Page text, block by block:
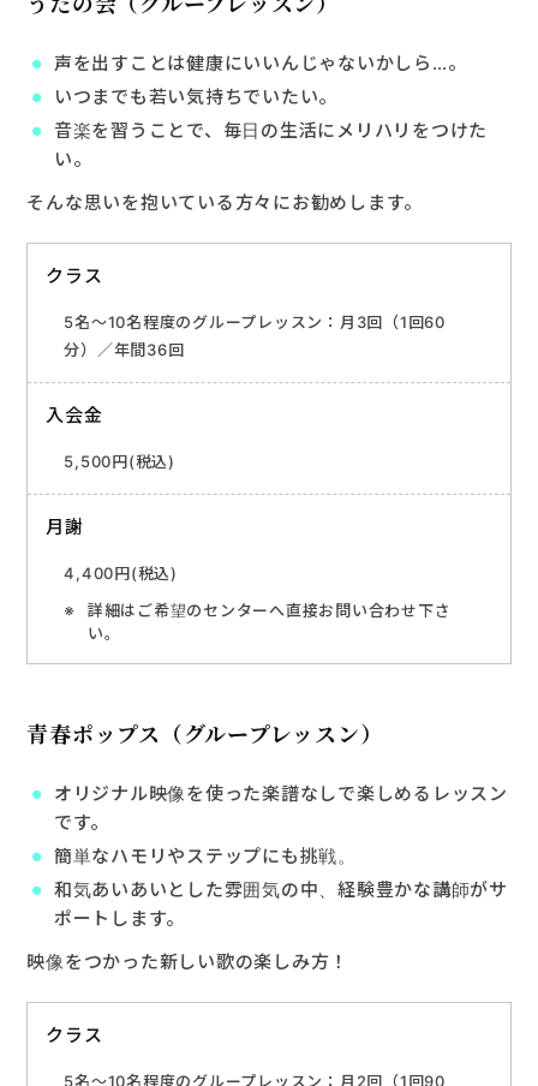
声を出すことは健康にいいんじゃないかしら…。
いつまでも若い気持ちでいたい。
音楽を習うことで、毎日の生活にメリハリをつけた
い。
そんな思いを抱いている方々にお勧めします。
クラス
5名〜10名程度のグループレッスン：月3回（1回60
分）／年間36回
入会金
5,500円(税込)
月謝
4,400円(税込)
詳細はご希望のセンターへ直接お問い合わせ下さ
い。
青春ポップス（グループレッスン）
オリジナル映像を使った楽譜なしで楽しめるレッスン
です。
簡単なハモリやステップにも挑戦。
和気あいあいとした雰囲気の中、経験豊かな講師がサ
ポートします。
映像をつかった新しい歌の楽しみ方！
クラス
5名〜10名程度のグループレッスン：月2回（1回90